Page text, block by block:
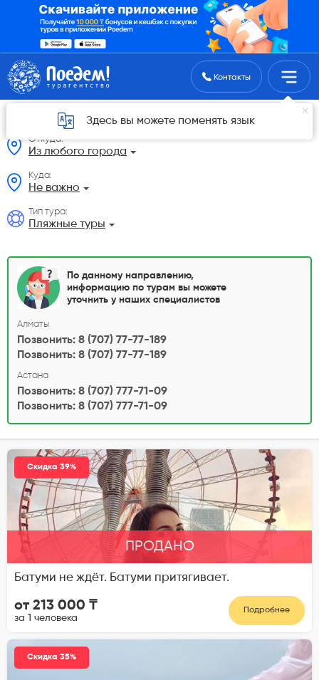
Поиск туровКонтакты
Здесь вы можете поменять язык
Пляжные туры: купить путевки на отдых
Откуда:
Из любого города
Куда:
Не важно
Тип тура:
Пляжные туры
По данному направлению,
информацию по турам вы можете
уточнить у наших специалистов
Алматы
Позвонить: 8 (707) 77-77-189
Позвонить: 8 (707) 77-77-189
Астана
Позвонить: 8 (707) 777-71-09
Позвонить: 8 (707) 777-71-09
Скидка 39%
ПРОДАНО
Батуми не ждёт. Батуми притягивает.
от 213 000 ₸
за 1 человека
Подробнее
Скидка 35%